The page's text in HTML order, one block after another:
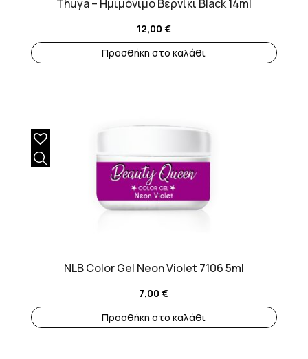
Thuya – Ημιμόνιμο Βερνίκι Black 14ml
12,00 €
Προσθήκη στο καλάθι
NLB Color Gel Neon Violet 7106 5ml
7,00€
Προσθήκη στο καλάθι